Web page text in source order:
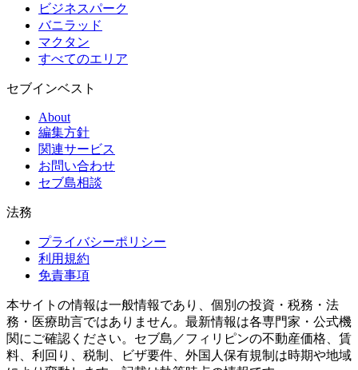
ビジネスパーク
バニラッド
マクタン
すべてのエリア
セブインベスト
About
編集方針
関連サービス
お問い合わせ
セブ島相談
法務
プライバシーポリシー
利用規約
免責事項
本サイトの情報は一般情報であり、個別の投資・税務・法
務・医療助言ではありません。最新情報は各専門家・公式機
関にご確認ください。セブ島／フィリピンの不動産価格、賃
料、利回り、税制、ビザ要件、外国人保有規制は時期や地域